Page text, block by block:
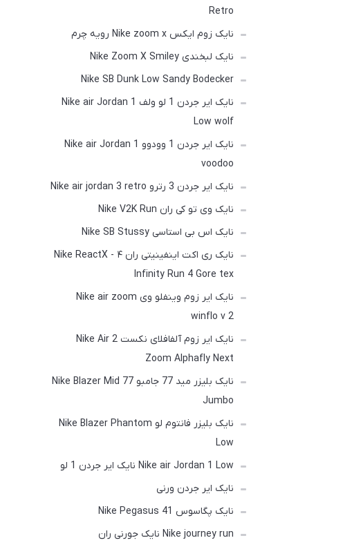
Retro
نایک زوم ایکس Nike zoom x رویه چرم
نایک لبخندی Nike Zoom X Smiley
Nike SB Dunk Low Sandy Bodecker
نایک ایر جردن 1 لو ولف Nike air Jordan 1
Low wolf
نایک ایر جردن 1 وودوو Nike air Jordan 1
voodoo
نایک ایر جردن 3 رترو Nike air jordan 3 retro
نایک وی تو کی ران Nike V2K Run
نایک اس بی استاسی Nike SB Stussy
نایک ری اکت اینفینیتی ران ۴ - Nike ReactX
Infinity Run 4 Gore tex
نایک ایر زوم وینفلو وی Nike air zoom
winflo v 2
نایک ایر زوم آلفافلای نکست 2 Nike Air
Zoom Alphafly Next
نایک بلیزر مید 77 جامبو Nike Blazer Mid 77
Jumbo
نایک بلیزر فانتوم لو Nike Blazer Phantom
Low
Nike air Jordan 1 Low نایک ایر جردن 1 لو
نایک ایر جردن ورنی
نایک پگاسوس Nike Pegasus 41
Nike journey run نایک جورنی ران